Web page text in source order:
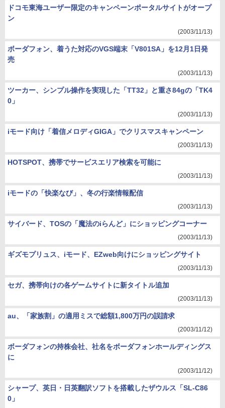
ドコモ東海ユーザー限定のキャンペーンポータルサイトがオープ
ン
(2003/11/13)
ボーダフォン、着うた対応のVGS端末「V801SA」を12月1日発
売
(2003/11/13)
ツーカー、シンプル操作を実現した「TT32」と重さ84gの「TK4
0」
(2003/11/13)
iモード向け「着信メロディGIGA」でクリスマスキャンペーン
(2003/11/13)
HOTSPOT、携帯でサービスエリア検索を可能に
(2003/11/13)
iモードの「快楽なび」、冬の行楽情報配信
(2003/11/13)
サイバード、TOSの「魔法のiらんど」にショッピングコーナー
(2003/11/13)
ギズモプリュス、iモード、EZweb向けにショッピングサイト
(2003/11/13)
セガ、携帯向けの各ゲームサイトに新タイトル追加
(2003/11/13)
au、「家族割」の適用ミスで総額1,800万円の誤請求
(2003/11/12)
ボーダフォンの持株会社、社名をボーダフォンホールディングス
に
(2003/11/12)
シャープ、英日・日英翻訳ソフトを搭載したザウルス「SL-C86
0」